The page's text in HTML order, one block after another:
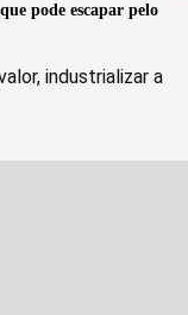
pode escapar pelo
industrializar a